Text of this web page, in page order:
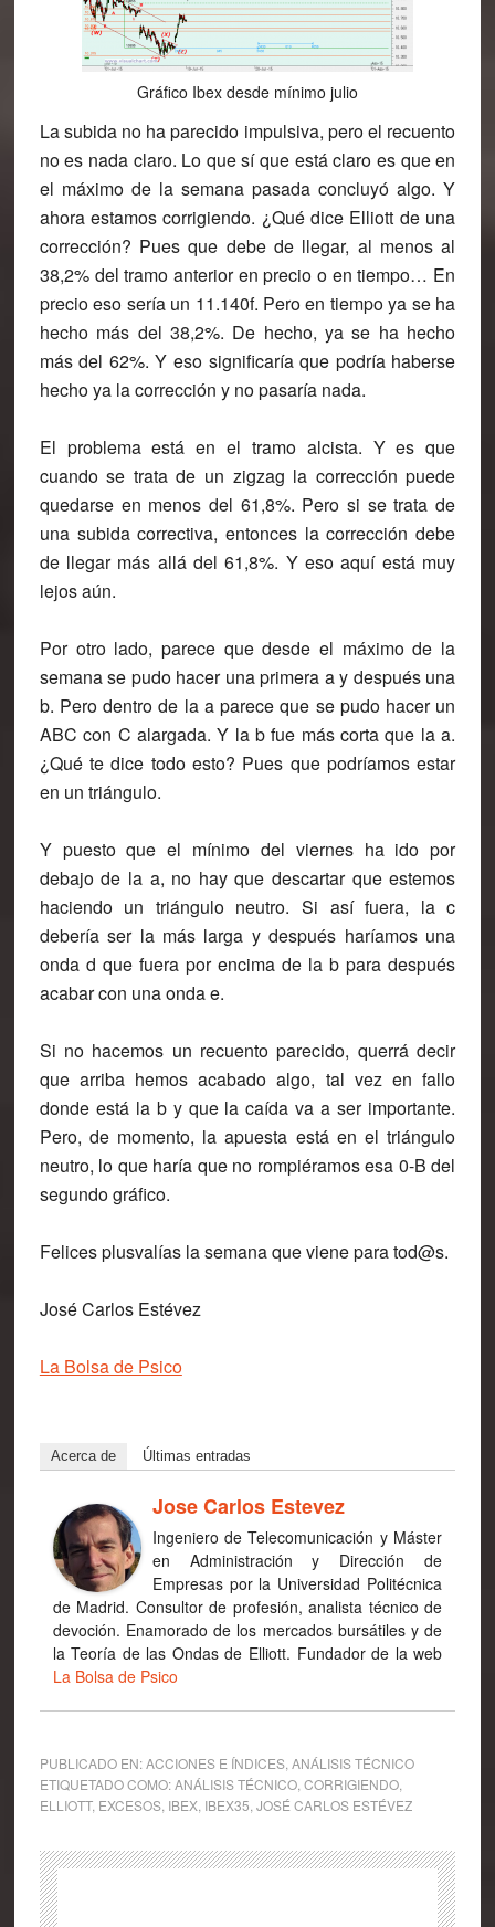
Gráfico Ibex desde mínimo julio
La subida no ha parecido impulsiva, pero el recuento
no es nada claro. Lo que sí que está claro es que en
el máximo de la semana pasada concluyó algo. Y
ahora estamos corrigiendo. ¿Qué dice Elliott de una
corrección? Pues que debe de llegar, al menos al
38,2% del tramo anterior en precio o en tiempo… En
precio eso sería un 11.140f. Pero en tiempo ya se ha
hecho más del 38,2%. De hecho, ya se ha hecho
más del 62%. Y eso significaría que podría haberse
hecho ya la corrección y no pasaría nada.
El problema está en el tramo alcista. Y es que
cuando se trata de un zigzag la corrección puede
quedarse en menos del 61,8%. Pero si se trata de
una subida correctiva, entonces la corrección debe
de llegar más allá del 61,8%. Y eso aquí está muy
lejos aún.
Por otro lado, parece que desde el máximo de la
semana se pudo hacer una primera a y después una
b. Pero dentro de la a parece que se pudo hacer un
ABC con C alargada. Y la b fue más corta que la a.
¿Qué te dice todo esto? Pues que podríamos estar
en un triángulo.
Y puesto que el mínimo del viernes ha ido por
debajo de la a, no hay que descartar que estemos
haciendo un triángulo neutro. Si así fuera, la c
debería ser la más larga y después haríamos una
onda d que fuera por encima de la b para después
acabar con una onda e.
Si no hacemos un recuento parecido, querrá decir
que arriba hemos acabado algo, tal vez en fallo
donde está la b y que la caída va a ser importante.
Pero, de momento, la apuesta está en el triángulo
neutro, lo que haría que no rompiéramos esa 0-B del
segundo gráfico.
Felices plusvalías la semana que viene para tod@s.
José Carlos Estévez
La Bolsa de Psico
Acerca de Últimas entradas
Jose Carlos Estevez
Ingeniero de Telecomunicación y Máster
en Administración y Dirección de
Empresas por la Universidad Politécnica
de Madrid. Consultor de profesión, analista técnico de
devoción. Enamorado de los mercados bursátiles y de
la Teoría de las Ondas de Elliott. Fundador de la web
La Bolsa de Psico
PUBLICADO EN:ACCIONES E ÍNDICES, ANÁLISIS TÉCNICO
ETIQUETADO COMO:ANÁLISIS TÉCNICO, CORRIGIENDO,
ELLIOTT, EXCESOS, IBEX, IBEX35 JOSÉ CARLOS ESTÉVEZ